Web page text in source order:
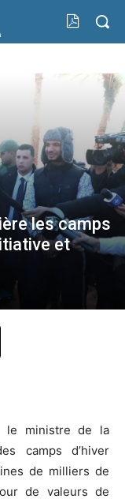
les camps
et
le ministre de la
camps d’hiver
de milliers de
de valeurs de